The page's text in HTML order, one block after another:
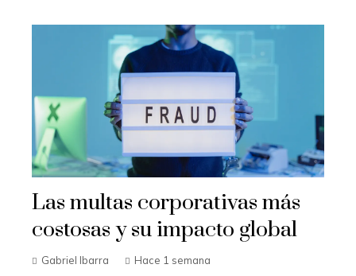
Las multas corporativas más
costosas y su impacto global
Gabriel Ibarra Hace 1 semana